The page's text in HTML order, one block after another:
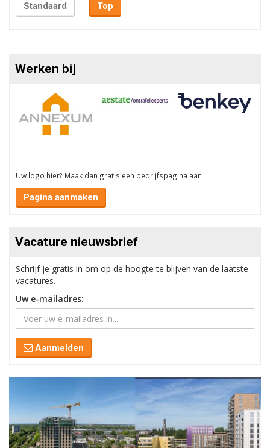
Standaard Top
Werken bij
Uw logo hier? Maak dan gratis een bedrijfspagina aan.
Pagina aanmaken
Vacature nieuwsbrief
Schrijf je gratis in om op de hoogte te blijven van de laatste
vacatures.
Uw e-mailadres:
Aanmelden